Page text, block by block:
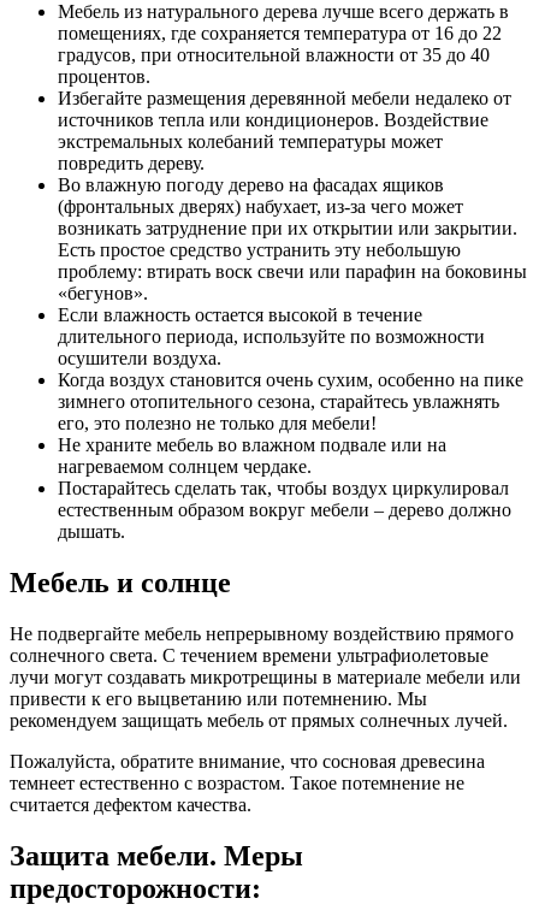
Мебель из натурального дерева лучше всего держать в
помещениях, где сохраняется температура от 16 до 22
градусов, при относительной влажности от 35 до 40
процентов.
Избегайте размещения деревянной мебели недалеко от
источников тепла или кондиционеров. Воздействие
экстремальных колебаний температуры может
повредить дереву.
Во влажную погоду дерево на фасадах ящиков
(фронтальных дверях) набухает, из-за чего может
возникать затруднение при их открытии или закрытии.
Есть простое средство устранить эту небольшую
проблему: втирать воск свечи или парафин на боковины
«бегунов».
Если влажность остается высокой в течение
длительного периода, используйте по возможности
осушители воздуха.
Когда воздух становится очень сухим, особенно на пике
зимнего отопительного сезона, старайтесь увлажнять
его, это полезно не только для мебели!
Не храните мебель во влажном подвале или на
нагреваемом солнцем чердаке.
Постарайтесь сделать так, чтобы воздух циркулировал
естественным образом вокруг мебели – дерево должно
дышать.
Мебель и солнце
Не подвергайте мебель непрерывному воздействию прямого
солнечного света. С течением времени ультрафиолетовые
лучи могут создавать микротрещины в материале мебели или
привести к его выцветанию или потемнению. Мы
рекомендуем защищать мебель от прямых солнечных лучей.
Пожалуйста, обратите внимание, что сосновая древесина
темнеет естественно с возрастом. Такое потемнение не
считается дефектом качества.
Защита мебели. Меры
предосторожности: